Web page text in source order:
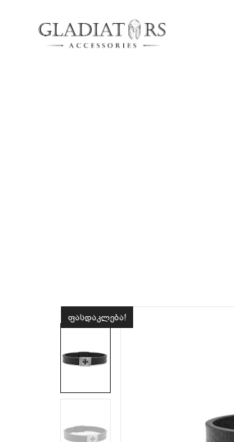
gladiators
gladiators
ფასდაკლება!